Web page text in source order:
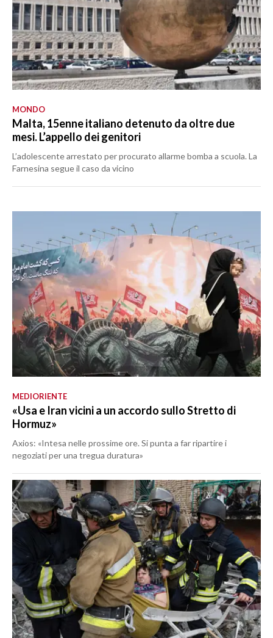
MONDO
Malta, 15enne italiano detenuto da oltre due
mesi. L’appello dei genitori
L’adolescente arrestato per procurato allarme bomba a scuola. La
Farnesina segue il caso da vicino
MEDIORIENTE
«Usa e Iran vicini a un accordo sullo Stretto di
Hormuz»
Axios: «Intesa nelle prossime ore. Si punta a far ripartire i
negoziati per una tregua duratura»